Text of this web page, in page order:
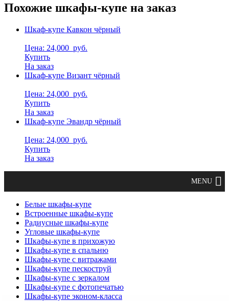
Похожие шкафы-купе на заказ
Шкаф-купе Кавкон чёрный
Цена: 24,000 руб.
Купить
На заказ
Шкаф-купе Визант чёрный
Цена: 24,000 руб.
Купить
На заказ
Шкаф-купе Эвандр чёрный
Цена: 24,000 руб.
Купить
На заказ
Белые шкафы-купе
Встроенные шкафы-купе
Радиусные шкафы-купе
Угловые шкафы-купе
Шкафы-купе в прихожую
Шкафы-купе в спальню
Шкафы-купе с витражами
Шкафы-купе пескоструй
Шкафы-купе с зеркалом
Шкафы-купе с фотопечатью
Шкафы-купе эконом-класса